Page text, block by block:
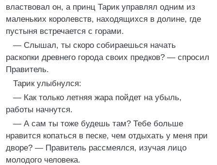
властвовал он, а принц Тарик управлял одним из
маленьких королевств, находящихся в долине, где
пустыня встречается с горами.
— Слышал, ты скоро собираешься начать
раскопки древнего города своих предков? — спросил
Правитель.
Тарик улыбнулся:
— Как только летняя жара пойдет на убыль,
работы начнутся.
— А сам ты тоже будешь там? Тебе больше
нравится копаться в песке, чем отдыхать у меня при
дворе? — Правитель рассмеялся, изучая лицо
молодого человека.